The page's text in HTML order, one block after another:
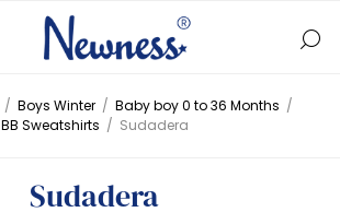
/ Boys Winter / Baby boy 0 to 36 Months /
BB Sweatshirts / Sudadera
Sudadera